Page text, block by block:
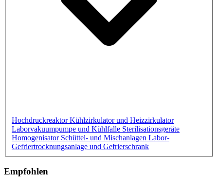
HochdruckreaktorKühlzirkulator und Heizzirkulator
Laborvakuumpumpe und Kühlfalle Sterilisationsgeräte
Homogenisator Schüttel- und Mischanlagen Labor-
Gefriertrocknungsanlage und Gefrierschrank
Empfohlen